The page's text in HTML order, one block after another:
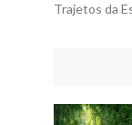
Trajetos da